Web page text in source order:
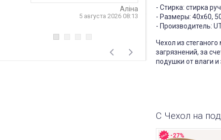
Аліна
5 августа 2026 08:13
матеріал
користуванні??!
відповідь
- Стирка: стирка
- Размеры: 40х60,
- Производитель:
Чехол из
загрязнений, за
подушки от влаги
С Чехол на
-27%